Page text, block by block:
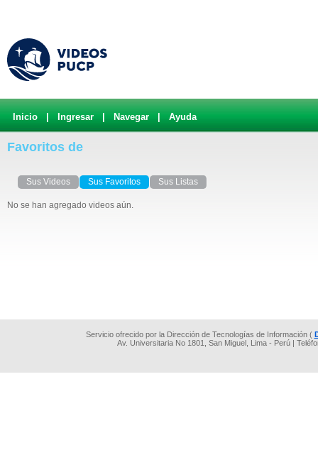
Inicio Ingresar Navegar Ayuda
Favoritos de
Sus Videos Sus Favoritos Sus Listas
No se han agregado videos aún.
Servicio ofrecido por la Dirección de Tecnologías de Información (
Av. Universitaria No 1801, San Miguel, Lima - Perú |